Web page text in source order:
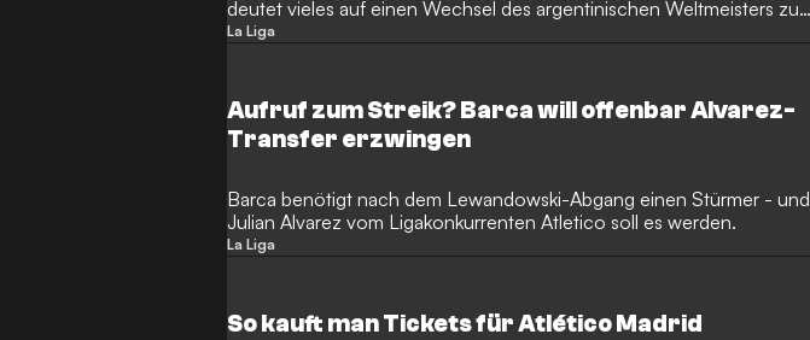
deutet vieles auf einen Wechsel des argentinischen Weltmeisters zu
Atletico Madrid hin.
La Liga
Aufruf zum Streik? Barca will offenbar Alvarez-
Transfer erzwingen
Barca benötigt nach dem Lewandowski-Abgang einen Stürmer - und
Julian Alvarez vom Ligakonkurrenten Atletico soll es werden.
La Liga
So kauft man Tickets für Atlético Madrid